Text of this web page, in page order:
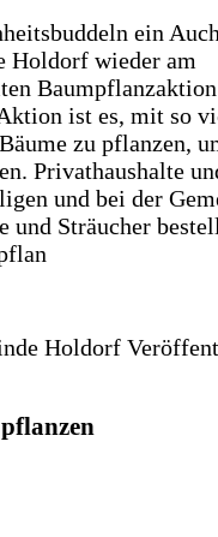
ein
Holdorf wieder am
ist es, mit so
zu pflanzen,
Privathaushalte
und bei der
und Sträucher
Holdorf